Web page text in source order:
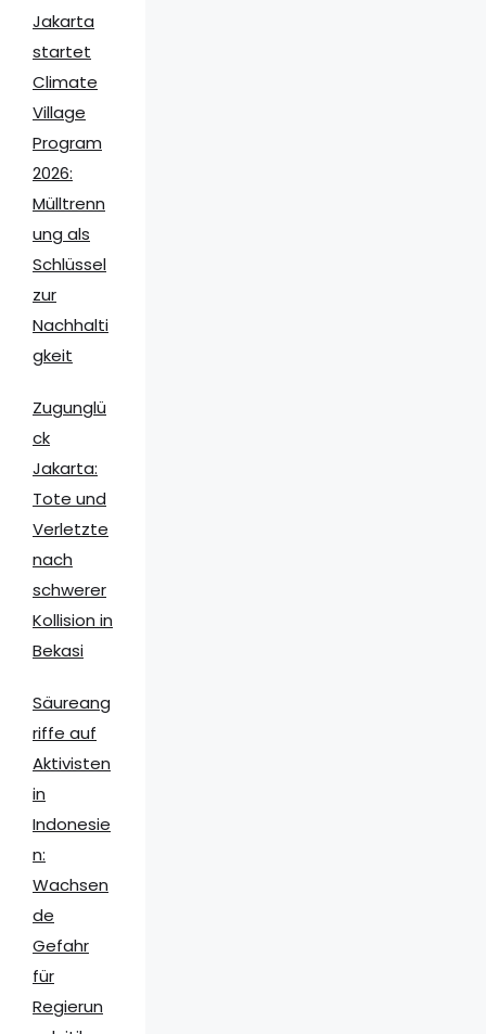
Jakarta
startet
Climate
Village
Program
2026:
Mülltrenn
ung als
Schlüssel
zur
Nachhalti
gkeit
Zugunglü
ck
Jakarta:
Tote und
Verletzte
nach
schwerer
Kollision in
Bekasi
Säureang
riffe auf
Aktivisten
in
Indonesie
n:
Wachsen
de
Gefahr
für
Regierun